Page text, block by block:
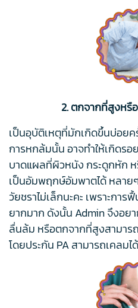
2. ตกจากที่สูงห
เป็นอุบัติเหตุที่มักเกิดขึ้นบ่อย
การหกล้มนั้น อาจทำให้เกิดร
บาดแผลที่ผิวหนัง กระดูกหัก
เป็นอัมพฤกษ์อัมพาตได้ หลาย
วัยชราไม่เล็กนะคะ เพราะกา
ยากมาก ดังนั้น Admin จึงอย
ลื่นล้ม หรือตกจากที่สูงสามาร
โดยประกัน PA สามารถเคลมไ